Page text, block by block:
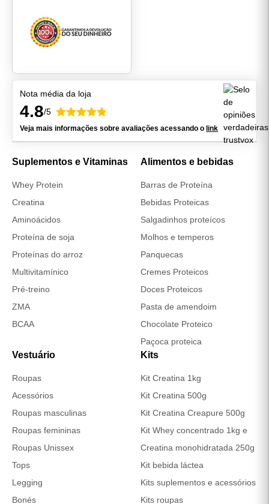
Nota média da loja
4.8/5
Veja mais informações sobre avaliações acessando olink
Suplementos e Vitaminas
Whey Protein
Creatina
Aminoácidos
Proteína de soja
Proteínas do arroz
Multivitamínico
Pré-treino
ZMA
BCAA
Alimentos e bebidas
Barras de Proteína
Bebidas Proteicas
Salgadinhos proteícos
Molhos e temperos
Panquecas
Cremes Proteicos
Doces Proteicos
Pasta de amendoim
Chocolate Proteico
Paçoca proteica
Vestuário
Roupas
Acessórios
Roupas masculinas
Roupas femininas
Roupas Unissex
Tops
Legging
Bonés
Kits
Kit Creatina 1kg
Kit Creatina 500g
Kit Creatina Creapure 500g
Kit Whey concentrado 1kg e
Creatina monohidratada 250g
Kit bebida láctea
Kits suplementos e acessórios
Kits roupas